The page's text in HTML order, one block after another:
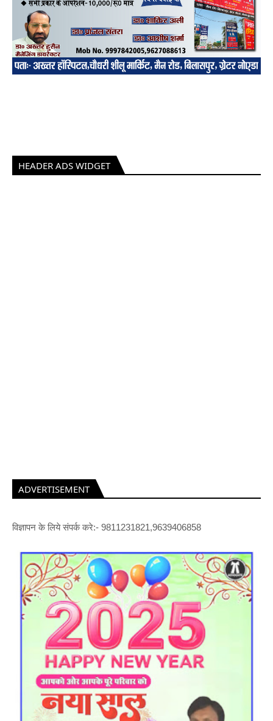
HEADER ADS WIDGET
ADVERTISEMENT
विज्ञापन के लिये संपर्क करे:- 9811231821,9639406858